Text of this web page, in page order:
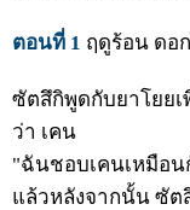
ตอนที่ 1 ฤดูร้อน ดอ
ซัตสึกิพูดกับยาโยย
ว่า เคน
"ฉันชอบเคนเหมือ
แล้วหลังจากนั้น ซัต